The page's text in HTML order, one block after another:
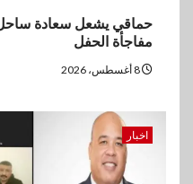
حماقي يشعل سعادة
مفاجأة الحفل
اخبار